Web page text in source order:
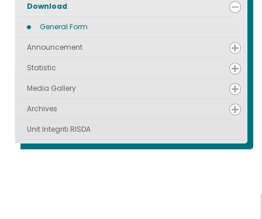
Download
General Form
Announcement
Statistic
Media Gallery
Archives
Unit Integriti RISDA